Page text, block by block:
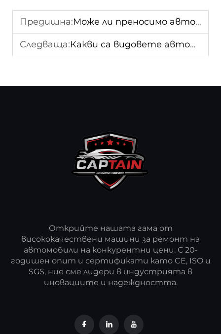
Предишна:Може ли преносимо автомобилно издигателно устройство да подобри ефективността при ремонт на автомобили?
Следваща:Какви са видовете автомобилни ножици за вдигане?
Открийте нашата гама от
висококачествени машини за ремонт на
автомобили на конкурентни цени. С 20-
годишен опит и сертификати като CE, ISO и
SGS, ние сме лидери в индустрията в
иновациите и надеждността.